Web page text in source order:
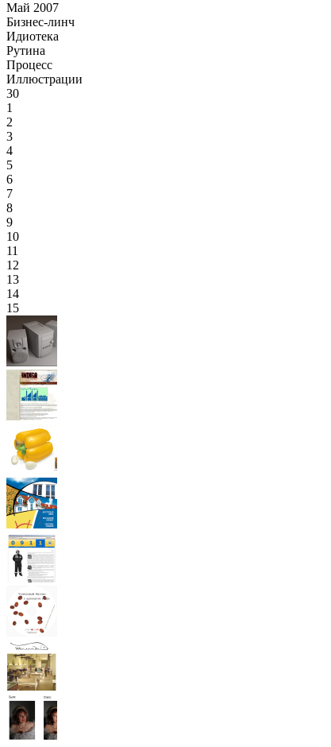
Май 2007
Бизнес-линч
Идиотека
Рутина
Процесс
Иллюстрации
30
1
2
3
4
5
6
7
8
9
10
11
12
13
14
15